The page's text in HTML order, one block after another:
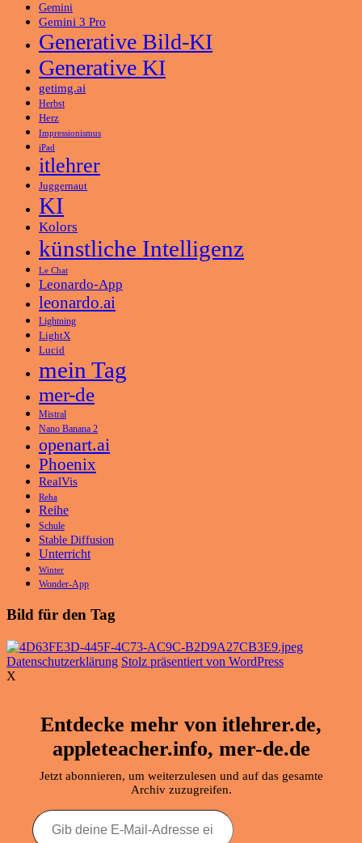
Gemini
Gemini 3 Pro
Generative Bild-KI
Generative KI
getimg.ai
Herbst
Herz
Impressionismus
iPad
itlehrer
Juggernaut
KI
Kolors
künstliche Intelligenz
Le Chat
Leonardo-App
leonardo.ai
Lightning
LightX
Lucid
mein Tag
mer-de
Mistral
Nano Banana 2
openart.ai
Phoenix
RealVis
Reha
Reihe
Schule
Stable Diffusion
Unterricht
Winter
Wonder-App
Bild für den Tag
Datenschutzerklärung Stolz präsentiert von WordPress
X
Entdecke mehr von itlehrer.de,
appleteacher.info, mer-de.de
Jetzt abonnieren, um weiterzulesen und auf das gesamte
Archiv zuzugreifen.
Gib
deine